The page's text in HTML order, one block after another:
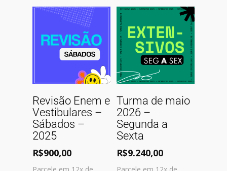
Comprar
Revisão Enem e
Vestibulares –
Sábados –
2025
R$900,00
Ver Opções
Turma de maio
2026 –
Segunda a
Sexta
R$9.240,00